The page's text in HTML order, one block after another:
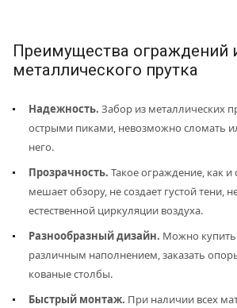
Преимущества ограждений
металлического прутка
Надежность. Забор из металлических
острыми пиками, невозможно сломать
него.
Прозрачность. Такое ограждение, как и
мешает обзору, не создает густой тени,
естественной циркуляции воздуха.
Разнообразный дизайн. Можно купить
различным наполнением, заказать
кованые столбы.
Быстрый монтаж. При наличии всех